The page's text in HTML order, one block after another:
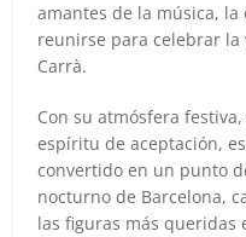
amantes de la música,
reunirse para celebrar la
Carrà.
Con su atmósfera
espíritu de aceptación,
convertido en un punto
nocturno de Barcelona,
las figuras más queridas